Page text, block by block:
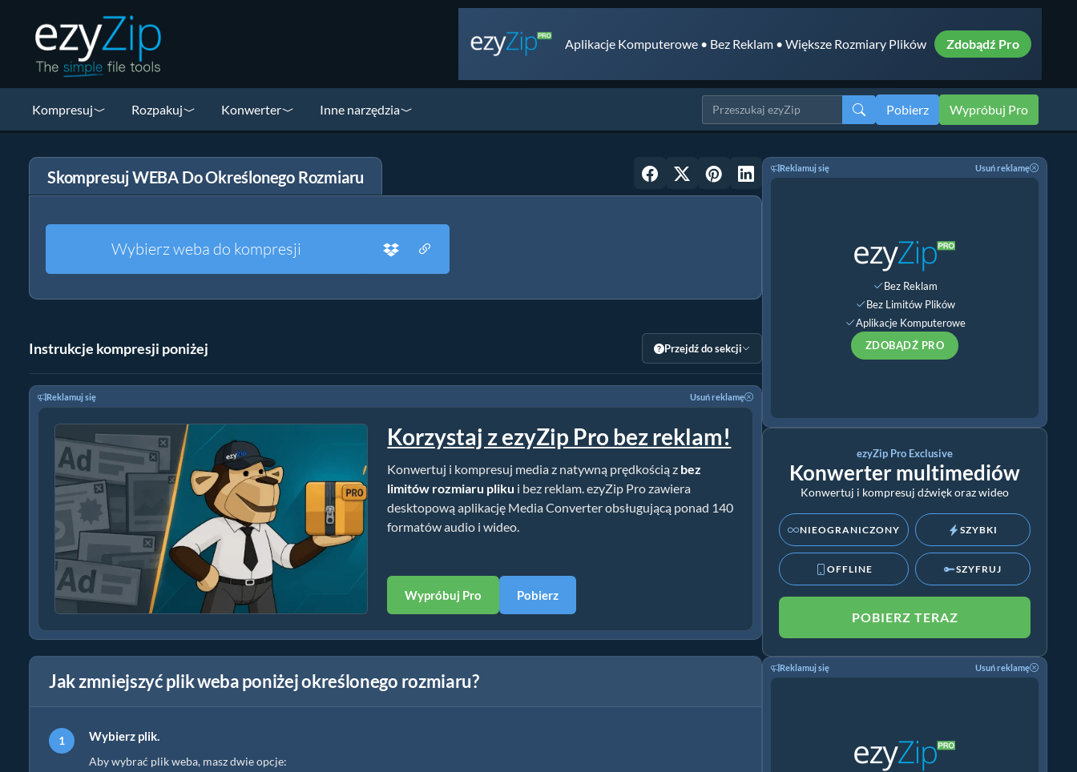
Aplikacje Komputerowe • Bez Reklam • Większe Rozmiary Plików Zdobądź Pro
Kompresuj Rozpakuj Konwerter Inne narzędzia Pobierz Wypróbuj Pro
Skompresuj WEBA Do Określonego Rozmiaru
Wybierz weba do kompresji
Instrukcje kompresji poniżej Przejdź do sekcji
Reklamuj się Usuń reklamę
Korzystaj z ezyZip Pro bez reklam!
Konwertuj i kompresuj media z natywną prędkością z bez
limitów rozmiaru pliku i bez reklam. ezyZip Pro zawiera
desktopową aplikację Media Converter obsługującą ponad 140
formatów audio i wideo.
Wypróbuj Pro Pobierz
Jak zmniejszyć plik weba poniżej określonego rozmiaru?
Wybierz plik.
Aby wybrać plik weba, masz dwie opcje:
Reklamuj się Usuń reklamę
Bez Reklam
Bez Limitów Plików
Aplikacje Komputerowe
ZDOBĄDŹ PRO
ezyZip Pro Exclusive
Konwerter multimediów
Konwertuj i kompresuj dźwięk oraz wideo
NIEOGRANICZONY SZYBKI
OFFLINE SZYFRUJ
POBIERZ TERAZ
Reklamuj się Usuń reklamę